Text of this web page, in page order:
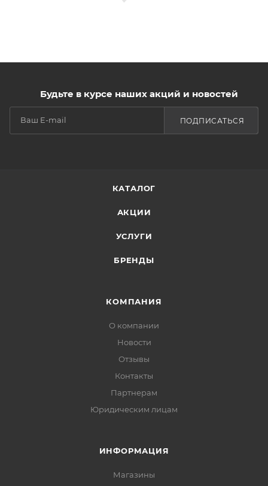
Будьте в курсе наших акций и новостей
ПОДПИСАТЬСЯ
КАТАЛОГ
АКЦИИ
УСЛУГИ
БРЕНДЫ
КОМПАНИЯ
О компании
Новости
Отзывы
Контакты
Партнерам
Юридическим лицам
ИНФОРМАЦИЯ
Магазины